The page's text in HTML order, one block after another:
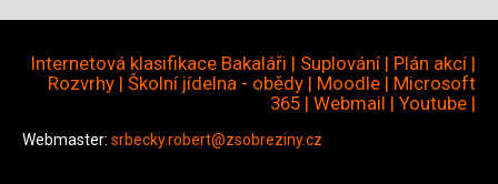
Internetová klasifikace Bakaláři | Suplování | Plán akcí |
Rozvrhy | Školní jídelna - obědy | Moodle | Microsoft
365 | Webmail | Youtube |
Webmaster: srbecky.robert@zsobreziny.cz